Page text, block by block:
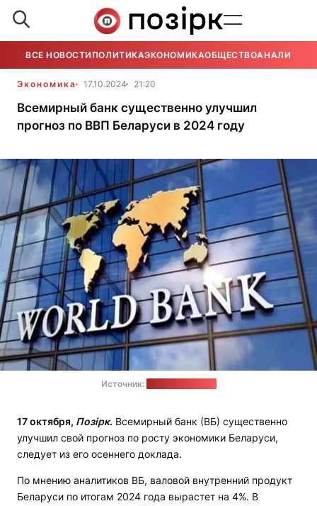
ВСЕ НОВОСТИ ПОЛИТИКАЭКОНОМИКАОБЩЕСТВОАНАЛИТИКА
Экономика 17.10.2024 21:20
Всемирный банк существенно улучшил
прогноз по ВВП Беларуси в 2024 году
Источник:
17 октября, Позірк. Всемирный банк (ВБ) существенно
улучшил свой прогноз по росту экономики Беларуси,
следует из его осеннего доклада.
По мнению аналитиков ВБ, валовой внутренний продукт
Беларуси по итогам 2024 года вырастет на 4%. В